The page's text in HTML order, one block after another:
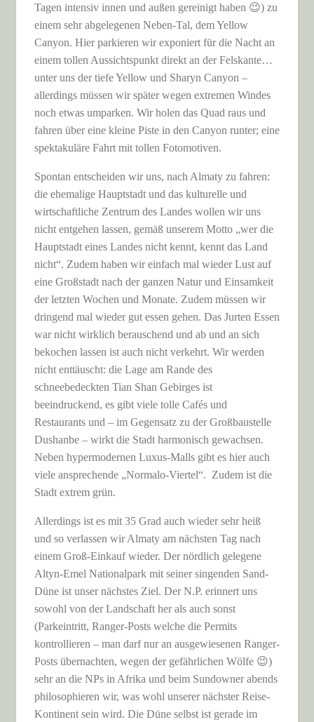
Tagen intensiv innen und außen gereinigt haben 😉) zu
einem sehr abgelegenen Neben-Tal, dem Yellow
Canyon. Hier parkieren wir exponiert für die Nacht an
einem tollen Aussichtspunkt direkt an der Felskante…
unter uns der tiefe Yellow und Sharyn Canyon –
allerdings müssen wir später wegen extremen Windes
noch etwas umparken. Wir holen das Quad raus und
fahren über eine kleine Piste in den Canyon runter; eine
spektakuläre Fahrt mit tollen Fotomotiven.
Spontan entscheiden wir uns, nach Almaty zu fahren:
die ehemalige Hauptstadt und das kulturelle und
wirtschaftliche Zentrum des Landes wollen wir uns
nicht entgehen lassen, gemäß unserem Motto „wer die
Hauptstadt eines Landes nicht kennt, kennt das Land
nicht“. Zudem haben wir einfach mal wieder Lust auf
eine Großstadt nach der ganzen Natur und Einsamkeit
der letzten Wochen und Monate. Zudem müssen wir
dringend mal wieder gut essen gehen. Das Jurten Essen
war nicht wirklich berauschend und ab und an sich
bekochen lassen ist auch nicht verkehrt. Wir werden
nicht enttäuscht: die Lage am Rande des
schneebedeckten Tian Shan Gebirges ist
beeindruckend, es gibt viele tolle Cafés und
Restaurants und – im Gegensatz zu der Großbaustelle
Dushanbe – wirkt die Stadt harmonisch gewachsen.
Neben hypermodernen Luxus-Malls gibt es hier auch
viele ansprechende „Normalo-Viertel“. Zudem ist die
Stadt extrem grün.
Allerdings ist es mit 35 Grad auch wieder sehr heiß
und so verlassen wir Almaty am nächsten Tag nach
einem Groß-Einkauf wieder. Der nördlich gelegene
Altyn-Emel Nationalpark mit seiner singenden Sand-
Düne ist unser nächstes Ziel. Der N.P. erinnert uns
sowohl von der Landschaft her als auch sonst
(Parkeintritt, Ranger-Posts welche die Permits
kontrollieren – man darf nur an ausgewiesenen Ranger-
Posts übernachten, wegen der gefährlichen Wölfe 😉)
sehr an die NPs in Afrika und beim Sundowner abends
philosophieren wir, was wohl unserer nächster Reise-
Kontinent sein wird. Die Düne selbst ist gerade im